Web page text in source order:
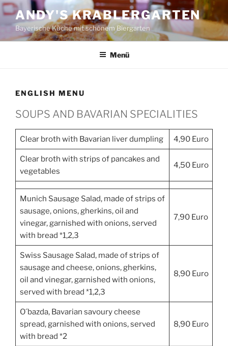
Zum
Inhalt
springen
ANDY'S KRABLERGARTEN
Bayerische Küche mit schönem Biergarten
Menü
ENGLISH MENU
SOUPS AND BAVARIAN SPECIALITIES
Clear broth with Bavarian liver dumpling 4,90 Euro
Clear broth with strips of pancakes and
vegetables
4,50 Euro
Munich Sausage Salad, made of strips of
sausage, onions, gherkins, oil and
vinegar, garnished with onions, served
with bread *1,2,3
7,90 Euro
Swiss Sausage Salad, made of strips of
sausage and cheese, onions, gherkins,
oil and vinegar, garnished with onions,
served with bread *1,2,3
8,90 Euro
O´bazda, Bavarian savoury cheese
spread, garnished with onions, served
with bread *2
8,90 Euro